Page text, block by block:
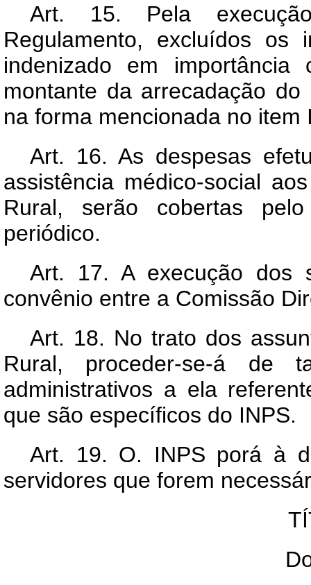
Art. 15. Pela
Regulamento, excluídos
indenizado em importância
montante da arrecadação do
na forma mencionada no item
Art. 16. As despesas
assistência médico-social
Rural, serão cobertas pelo
periódico.
Art. 17. A execução dos
convênio entre a Comissão
Art. 18. No trato dos
Rural, proceder-se-á
administrativos a ela
que são específicos do INPS.
Art. 19. O. INPS porá à
servidores que forem